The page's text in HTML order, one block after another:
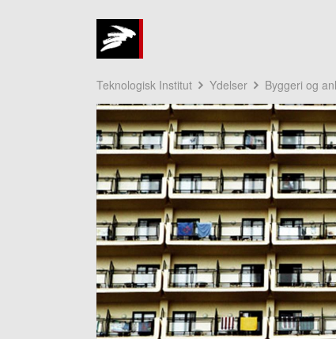
Teknologisk Institut Ydelser Byggeri og